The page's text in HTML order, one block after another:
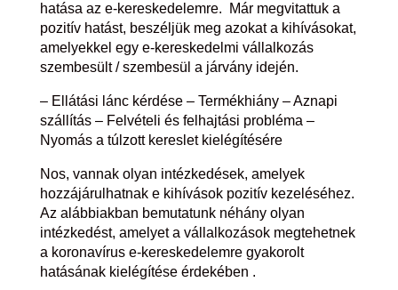
hatása az e-kereskedelemre.
Már megvitattuk a
pozitív hatást, beszéljük meg azokat a kihívásokat,
amelyekkel egy e-kereskedelmi vállalkozás
szembesült / szembesül a járvány idején.
– Ellátási lánc kérdése – Termékhiány – Aznapi
szállítás – Felvételi és felhajtási probléma –
Nyomás a túlzott kereslet kielégítésére
Nos, vannak olyan intézkedések, amelyek
hozzájárulhatnak e kihívások pozitív kezeléséhez.
Az alábbiakban bemutatunk néhány olyan
intézkedést, amelyet a vállalkozások megtehetnek
a koronavírus e-kereskedelemre gyakorolt
hatásának kielégítése érdekében .